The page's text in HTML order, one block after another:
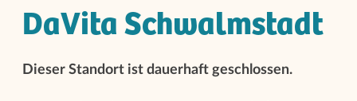
DaVita Schwalmstadt
Dieser Standort ist dauerhaft geschlossen.